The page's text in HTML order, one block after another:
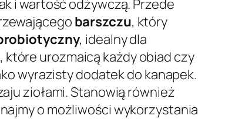
i wartość odżywczą. Przede
barszczu, który
, idealny dla
, które urozmaicą każdy obiad czy
wyrazisty dodatek do kanapek.
ziołami. Stanowią również
o możliwości wykorzystania